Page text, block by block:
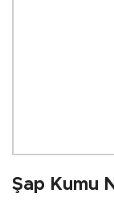
Şap Kumu